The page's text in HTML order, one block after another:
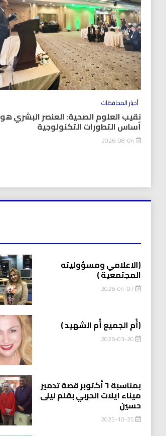
أخبار المحافظات
نقيب العلوم الصحية: العنصر البشري هو
أساس التطورات التكنولوجية
(الاعلامي ومسؤوليته
المجتمعية )
2026-04-07
(أُم الجميع أُم الشهيد )
2026-03-20
بمناسبة ٦ أكتوبر قصة تدمير
ميناء ايلات الحربي بقلم ليلى
حسين
2025-10-25